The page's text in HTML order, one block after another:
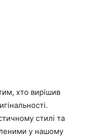
хто вирішив
стилі та
у нашому